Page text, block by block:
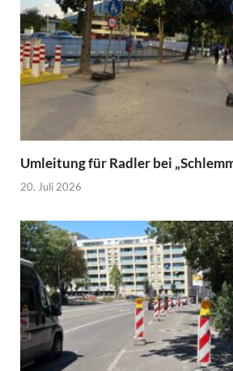
Umleitung für Radler bei
20. Juli 2026